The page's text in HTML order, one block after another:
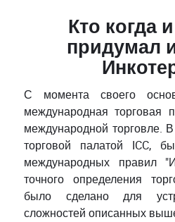
Кто когда
придумал
С момента своего
международная торговая
международной торговле.
торговой палатой ICC,
международных правил
точного определения
было сделано для
сложностей описанных